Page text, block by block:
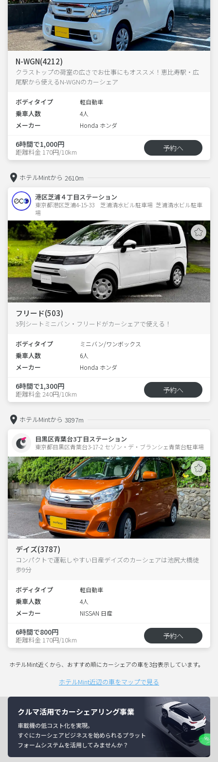
N-WGN(4212)
クラストップの荷室の広さでお仕事にもオススメ！恵比寿駅・広
尾駅から使えるN-WGNのカーシェア
ボディタイプ 軽自動車
乗車人数 4人
メーカー Honda ホンダ
6時間で1,000円
距離料金 170円/10km 予約へ
ホテルMintから 2610m
港区芝浦４丁目ステーション
東京都港区芝浦4-15-33　芝浦清水ビル駐車場  芝浦清水ビル駐車
場
フリード(503)
3列シートミニバン・フリードがカーシェアで使える！
ボディタイプ ミニバン/ワンボックス
乗車人数 6人
メーカー Honda ホンダ
6時間で1,300円
距離料金 240円/10km 予約へ
ホテルMintから 3897m
目黒区青葉台3丁目ステーション
東京都目黒区青葉台3-17-2 セゾン・デ・ブランシェ青葉台駐車場
デイズ(3787)
コンパクトで運転しやすい日産デイズのカーシェアは池尻大橋徒
歩9分
ボディタイプ 軽自動車
乗車人数 4人
メーカー NISSAN 日産
6時間で800円
距離料金 170円/10km 予約へ
ホテルMint近くから、おすすめ順にカーシェアの車を3台表示しています。
ホテルMint近辺の車をマップで見る
クルマ活用でカーシェアリング事業
車載機の低コスト化を実現。
すぐにカーシェアビジネスを始められるプラット
フォームシステムを活用してみませんか？